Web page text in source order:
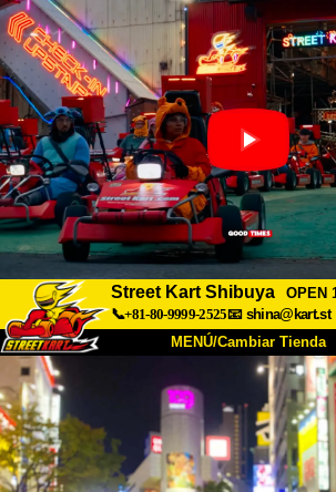
Street Kart Shibuya
OPEN
📞+81-80-9999-2525📧 shina@kart.st
MENÚ/Cambiar Tienda
INICIO
Acerca de Especificaciones
Acceso Testimonios